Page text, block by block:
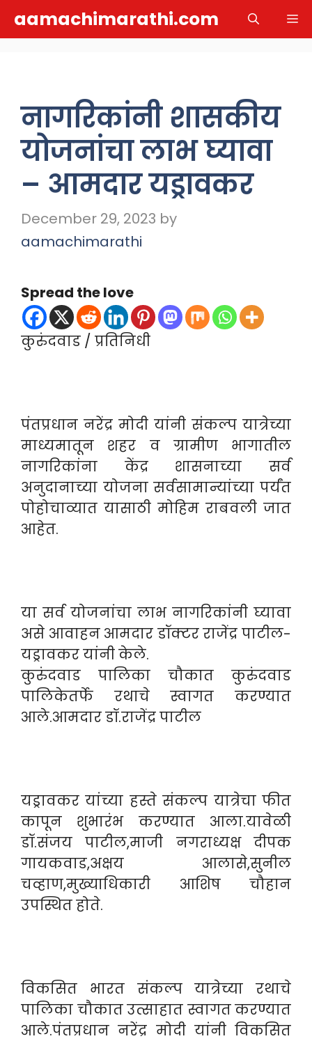
aamachimarathi.com
नागरिकांनी शासकीय
योजनांचा लाभ घ्यावा
– आमदार यड्रावकर
December 29, 2023 by
aamachimarathi
Spread the love
कुरुंदवाड / प्रतिनिधी
पंतप्रधान नरेंद्र मोदी यांनी संकल्प यात्रेच्या
माध्यमातून शहर व ग्रामीण भागातील
नागरिकांना केंद्र शासनाच्या सर्व
अनुदानाच्या योजना सर्वसामान्यांच्या पर्यंत
पोहोचाव्यात यासाठी मोहिम राबवली जात
आहेत.
या सर्व योजनांचा लाभ नागरिकांनी घ्यावा
असे आवाहन आमदार डॉक्टर राजेंद्र पाटील-
यड्रावकर यांनी केले.
कुरुंदवाड पालिका चौकात कुरुंदवाड
पालिकेतर्फे रथाचे स्वागत करण्यात
आले.आमदार डॉ.राजेंद्र पाटील
यड्रावकर यांच्या हस्ते संकल्प यात्रेचा फीत
कापून शुभारंभ करण्यात आला.यावेळी
डॉ.संजय पाटील,माजी नगराध्यक्ष दीपक
गायकवाड,अक्षय आलासे,सुनील
चव्हाण,मुख्याधिकारी आशिष चौहान
उपस्थित होते.
विकसित भारत संकल्प यात्रेच्या रथाचे
पालिका चौकात उत्साहात स्वागत करण्यात
आले.पंतप्रधान नरेंद्र मोदी यांनी विकसित